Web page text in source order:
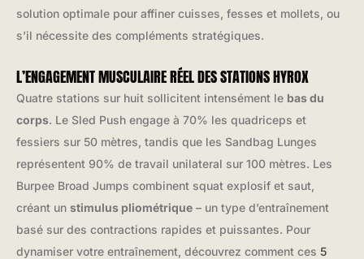
solution optimale pour affiner cuisses, fesses et mollets, ou
s’il nécessite des compléments stratégiques.
L’ENGAGEMENT MUSCULAIRE RÉEL DES STATIONS HYROX
Quatre stations sur huit sollicitent intensément le bas du
corps. Le Sled Push engage à 70% les quadriceps et
fessiers sur 50 mètres, tandis que les Sandbag Lunges
représentent 90% de travail unilateral sur 100 mètres. Les
Burpee Broad Jumps combinent squat explosif et saut,
créant un stimulus pliométrique – un type d’entraînement
basé sur des contractions rapides et puissantes. Pour
dynamiser votre entraînement, découvrez comment ces 5